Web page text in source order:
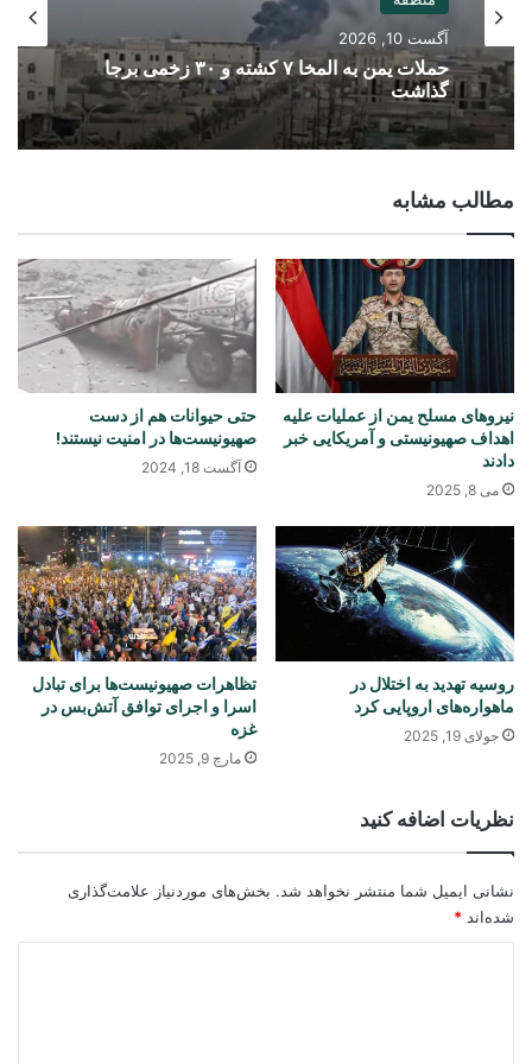
آگست 10, 2026
حملات یمن به المخا ۷ کشته و ۳۰ زخمی برجا
گذاشت
مطالب مشابه
نیروهای مسلح یمن از عملیات‌ علیه
اهداف صهیونیستی و آمریکایی خبر
دادند
می 8, 2025
حتی حیوانات هم از دست
صهیونیست‌ها در امنیت نیستند!
آگست 18, 2024
روسیه تهدید به اختلال در
ماهواره‌های اروپایی کرد
جولای 19, 2025
تظاهرات صهیونیست‌ها برای تبادل
اسرا و اجرای توافق آتش‌بس در
غزه
مارچ 9, 2025
نظریات اضافه کنید
نشانی ایمیل شما منتشر نخواهد شد. بخش‌های موردنیاز علامت‌گذاری
شده‌اند *